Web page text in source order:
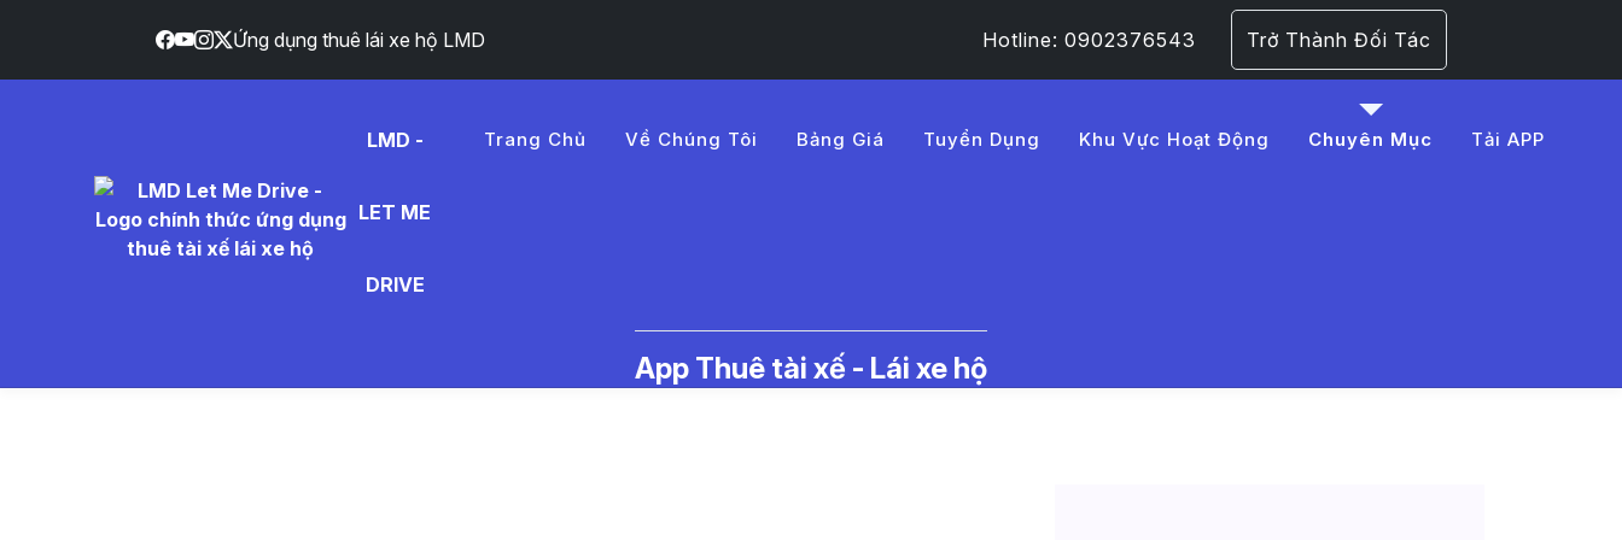
Ứng dụng thuê lái xe hộ LMD Hotline: 0902376543 Trở Thành Đối Tác
LMD -
LET ME
DRIVE
Trang Chủ Về Chúng Tôi Bảng Giá Tuyển Dụng Khu Vực Hoạt Động Chuyên Mục Tải APP
App Thuê tài xế - Lái xe hộ
k%E1%BB%B9%20n%C4%83ng%20%C4%91%E1%BB%97%20xe
- Tin Tức Thuê Tài Xế Lái Xe Hộ | LMD - Trang 1​